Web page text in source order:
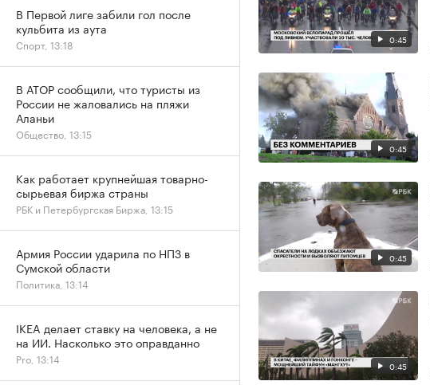
0:45
0:45
0:45
0:45
В Первой лиге забили гол после
кульбита из аута
Спорт, 13:18
В АТОР сообщили, что туристы из
России не жаловались на пляжи
Аланьи
Общество, 13:15
Как работает крупнейшая товарно-
сырьевая биржа страны
РБК и Петербургская Биржа, 13:15
Армия России ударила по НПЗ в
Сумской области
Политика, 13:14
IKEA делает ставку на человека, а не
на ИИ. Насколько это оправданно
Pro, 13:14